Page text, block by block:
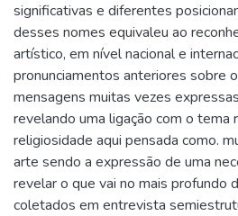
significativas e diferentes
desses nomes equivaleu ao
artístico, em nível nacional e
pronunciamentos anteriores sobre
mensagens muitas vezes
revelando uma ligação com o tema
religiosidade aqui pensada como.
arte sendo a expressão de uma
revelar o que vai no mais profundo
coletados em entrevista